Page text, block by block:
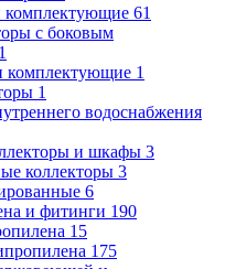
комплектующие 61
с боковым
комплектующие 1
1
водоснабжения
и шкафы 3
коллекторы 3
6
и фитинги 190
15
175